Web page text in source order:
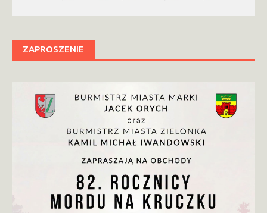
ZAPROSZENIE